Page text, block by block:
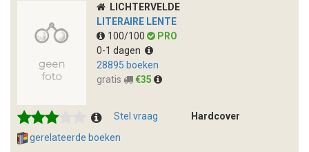
LICHTERVELDE
LITERAIRE LENTE
100/100
PRO
0-1 dagen
28895 boeken
gratis
€35
Stel vraag
Hardcover
gerelateerde boeken